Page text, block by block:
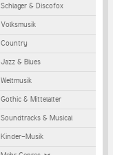
Schlager & Discofox
Volksmusik
Country
Jazz & Blues
Weltmusik
Gothic & Mittelalter
Soundtracks & Musical
Kinder-Musik